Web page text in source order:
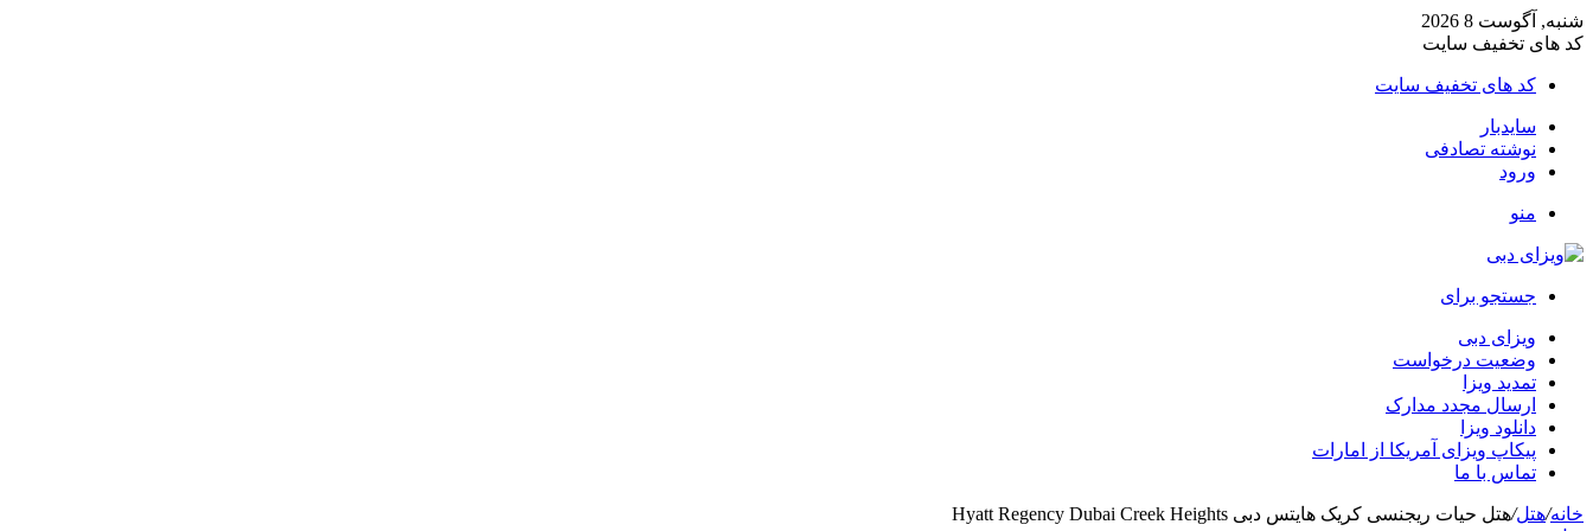
شنبه, آگوست 8 2026
کد های تخفیف سایت
کد های تخفیف سایت
سایدبار
نوشته تصادفی
ورود
منو
جستجو برای
ویزای دبی
وضعیت درخواست
تمدید ویزا
ارسال مجدد مدارک
دانلود ویزا
پیکاپ ویزای آمریکا از امارات
تماس با ما
خانه/هتل/هتل حیات ریجنسی کریک هایتس دبی Hyatt Regency Dubai Creek Heights